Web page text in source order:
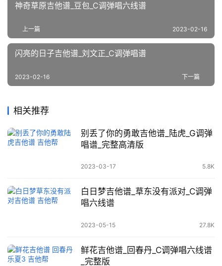
神奇草原吉他谱_豆包_C调弹唱六线谱
上一篇 2023-02-16
闪亮的日子吉他谱_刘文正_C调弹唱谱
下一篇
2023-02-16
相关推荐
别丢了你的勇敢吉他谱_陆虎_G调弹
唱谱_完整高清版
2023-03-17 5.8K
白日梦吉他谱_草东没有派对_C调弹
唱六线谱
2023-05-15 27.8K
鲜花吉他谱_回春丹_C调弹唱六线谱
_完整版